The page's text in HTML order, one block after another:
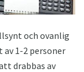
och ovanlig
1-2 personer
drabbas av